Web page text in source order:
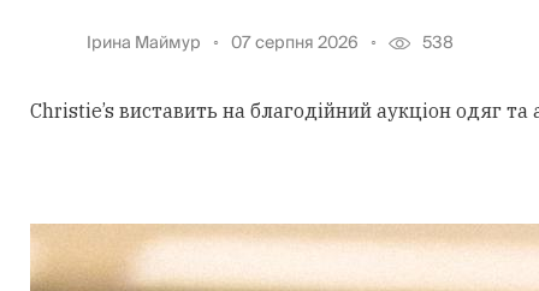
Ірина Маймур 07 серпня 2026 538
Christie’s виставить на благодійний аукціон одяг